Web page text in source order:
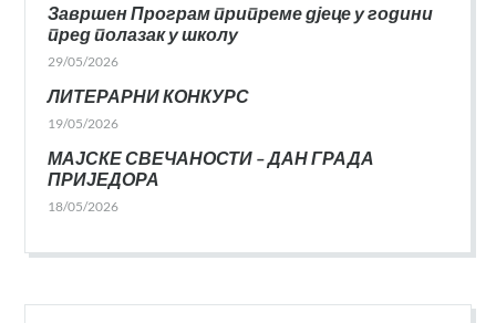
Завршен Програм припреме дјеце у години
пред полазак у школу
29/05/2026
ЛИТЕРАРНИ КОНКУРС
19/05/2026
МАЈСКЕ СВЕЧАНОСТИ – ДАН ГРАДА
ПРИЈЕДОРА
18/05/2026